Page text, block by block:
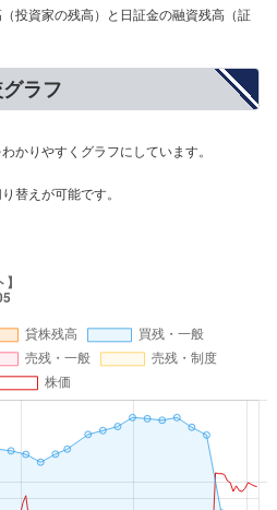
投資家の残高）と日証金の融資残高（証
ラフ
かりやすくグラフにしています。
替えが可能です。